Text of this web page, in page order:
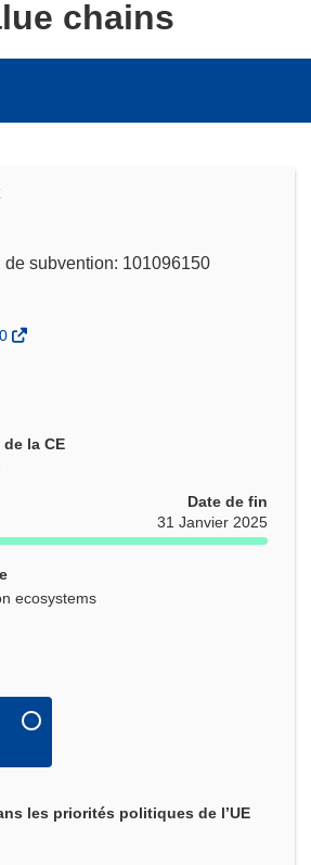
chains
de subvention: 101096150
la CE
Date de fin
31 Janvier 2025
ecosystems
les priorités politiques de l’UE